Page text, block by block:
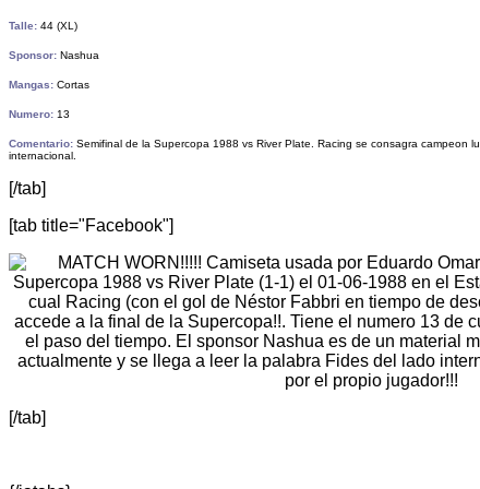
Talle: 44 (XL)
Sponsor: Nashua
Mangas: Cortas
Numero: 13
Comentario: Semifinal de la Supercopa 1988 vs River Plate. Racing se consagra campeon
internacional.
[/tab]
[tab title="Facebook"]
[/tab]